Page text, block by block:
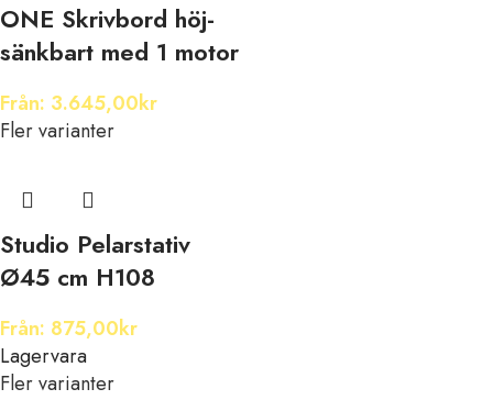
ONE Skrivbord höj-
sänkbart med 1 motor
Från: 3.645,00kr
Fler varianter
Studio Pelarstativ
Ø45 cm H108
Från: 875,00kr
Lagervara
Fler varianter